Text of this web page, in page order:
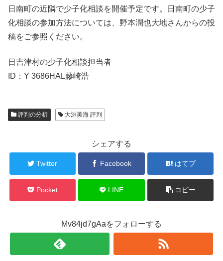
日南町の近隣で少子化相談を開催予定です。日南町の少子
化相談の参加方法については、野本潤也大地さんからの投
稿をご参照ください。
日吉津村の少子化相談担当者
ID：Y 3686HAL藤崎浩
評判の分析 大淵美海 評判
シェアする
Twitter Facebook はてブ
Pocket LINE コピー
Mv84jd7gAaをフォローする